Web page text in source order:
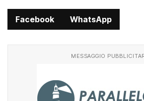
Facebook WhatsApp
MESSAGGIO